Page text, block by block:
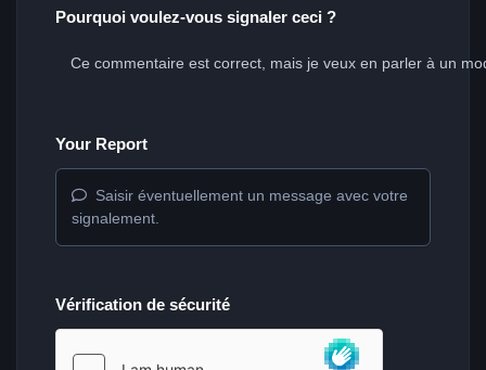
Pourquoi voulez-vous signaler ceci ?
Your Report
Saisir éventuellement un message avec votre
signalement.
Vérification de sécurité